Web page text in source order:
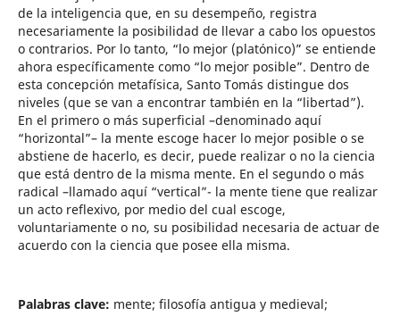
de la inteligencia que, en su desempeño, registra
necesariamente la posibilidad de llevar a cabo los opuestos
o contrarios. Por lo tanto, “lo mejor (platónico)” se entiende
ahora específicamente como “lo mejor posible”. Dentro de
esta concepción metafísica, Santo Tomás distingue dos
niveles (que se van a encontrar también en la “libertad”).
En el primero o más superficial –denominado aquí
“horizontal”– la mente escoge hacer lo mejor posible o se
abstiene de hacerlo, es decir, puede realizar o no la ciencia
que está dentro de la misma mente. En el segundo o más
radical –llamado aquí “vertical”- la mente tiene que realizar
un acto reflexivo, por medio del cual escoge,
voluntariamente o no, su posibilidad necesaria de actuar de
acuerdo con la ciencia que posee ella misma.
Palabras clave: mente; filosofía antigua y medieval;